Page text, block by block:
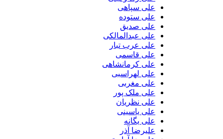
علی سپاهی
علی ستوده
علی صدیق
علی عبدالمالکی
علی عرب تبار
علی قاسمی
علی کرمانشاهی
علی لهراسبی
علی مغربی
علی ملک پور
علی نظریان
علی یاسینی
علی یگانه
علیرضا آذر